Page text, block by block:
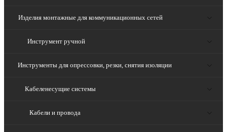
Изделия монтажные для коммуникационных сетей
Инструмент ручной
Инструменты для опрессовки, резки, снятия изоляции
Кабеленесущие системы
Кабели и провода